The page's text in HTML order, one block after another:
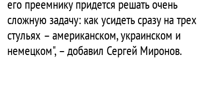
его преемнику придется решать очень
сложную задачу: как усидеть сразу на трех
стульях – американском, украинском и
немецком", – добавил Сергей Миронов.